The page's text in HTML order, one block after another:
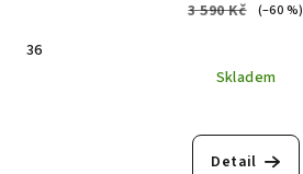
3 590 Kč
(–60 %)
36
Skladem
Detail